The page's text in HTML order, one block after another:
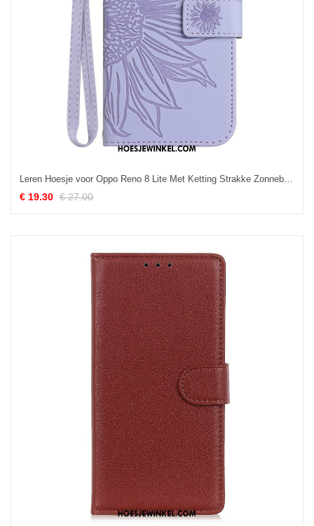
Leren Hoesje voor Oppo Reno 8 Lite Met Ketting Strakke Zonnebloem
€ 19.30 € 27.00